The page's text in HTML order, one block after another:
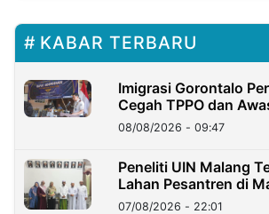
KABAR TERBARU
Imigrasi Gorontalo
Cegah TPPO dan
08/08/2026 - 09:47
Peneliti UIN Malang
Lahan Pesantren di
07/08/2026 - 22:01